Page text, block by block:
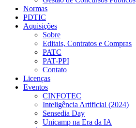
Normas
PDTIC
Aquisições
Sobre
Editais, Contratos e Compras
PATC
PAT-PPI
Contato
Licenças
Eventos
CINFOTEC
Inteligência Artificial (2024)
Sensedia Day
Unicamp na Era da IA